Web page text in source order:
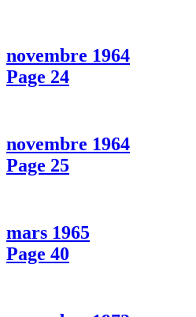
novembre 1964
Page 24
novembre 1964
Page 25
mars 1965
Page 40